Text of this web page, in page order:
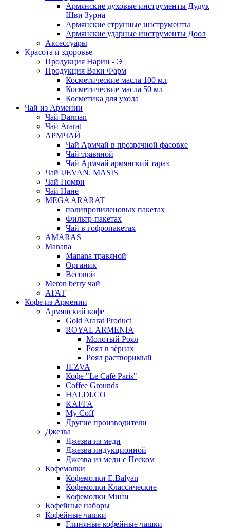
Армянские духовые инструменты Дудук
Шви Зурна
Армянские струнные инструменты
Армянские ударные инструменты Доол
Аксессуары
Красота и здоровье
Продукция Нарин - Э
Продукция Ваки Фарм
Косметические масла 100 мл
Косметические масла 50 мл
Косметика для ухода
Чай из Армении
Чай Darman
Чай Ararat
АРМЧАЙ
Чай Армчай в прозрачной фасовке
Чай травяной
Чай Армчай армянский тараз
Чай IJEVAN. MASIS
Чай Гюмри
Чай Нане
MEGA ARARAT
полипропиленовых пакетах
Фильтр-пакетах
Чай в гофропакетах
AMARAS
Manana
Manana травяной
Органик
Весовой
Meron berry чай
АГАТ
Кофе из Армении
Армянский кофе
Gold Ararat Product
ROYAL ARMENIA
Молотый Роял
Роял в зёрнах
Роял растворимый
JEZVA
Кофе "Le Café Paris"
Coffee Grounds
HALDI.CO
KAFFA
My Coff
Другие производители
Джезва
Джезва из меди
Джезва индукционной
Джезва из меди с Песком
Кофемолки
Кофемолки E.Balyan
Кофемолки Классические
Кофемолки Мини
Кофейные наборы
Кофейные чашки
Глиняные кофейные чашки